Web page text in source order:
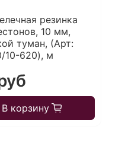
резинка
10 мм,
туман, (Арт:
10-620), м
В корзину